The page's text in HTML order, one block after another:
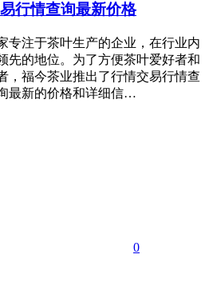
行情查询最新价格
专注于茶叶生产的企业，在行业内
先的地位。为了方便茶叶爱好者和
，福今茶业推出了行情交易行情查
最新的价格和详细信…
0